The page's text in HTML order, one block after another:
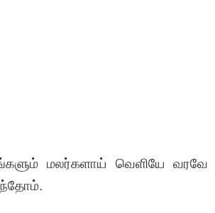
மலர்களாய் வெளியே வரவே